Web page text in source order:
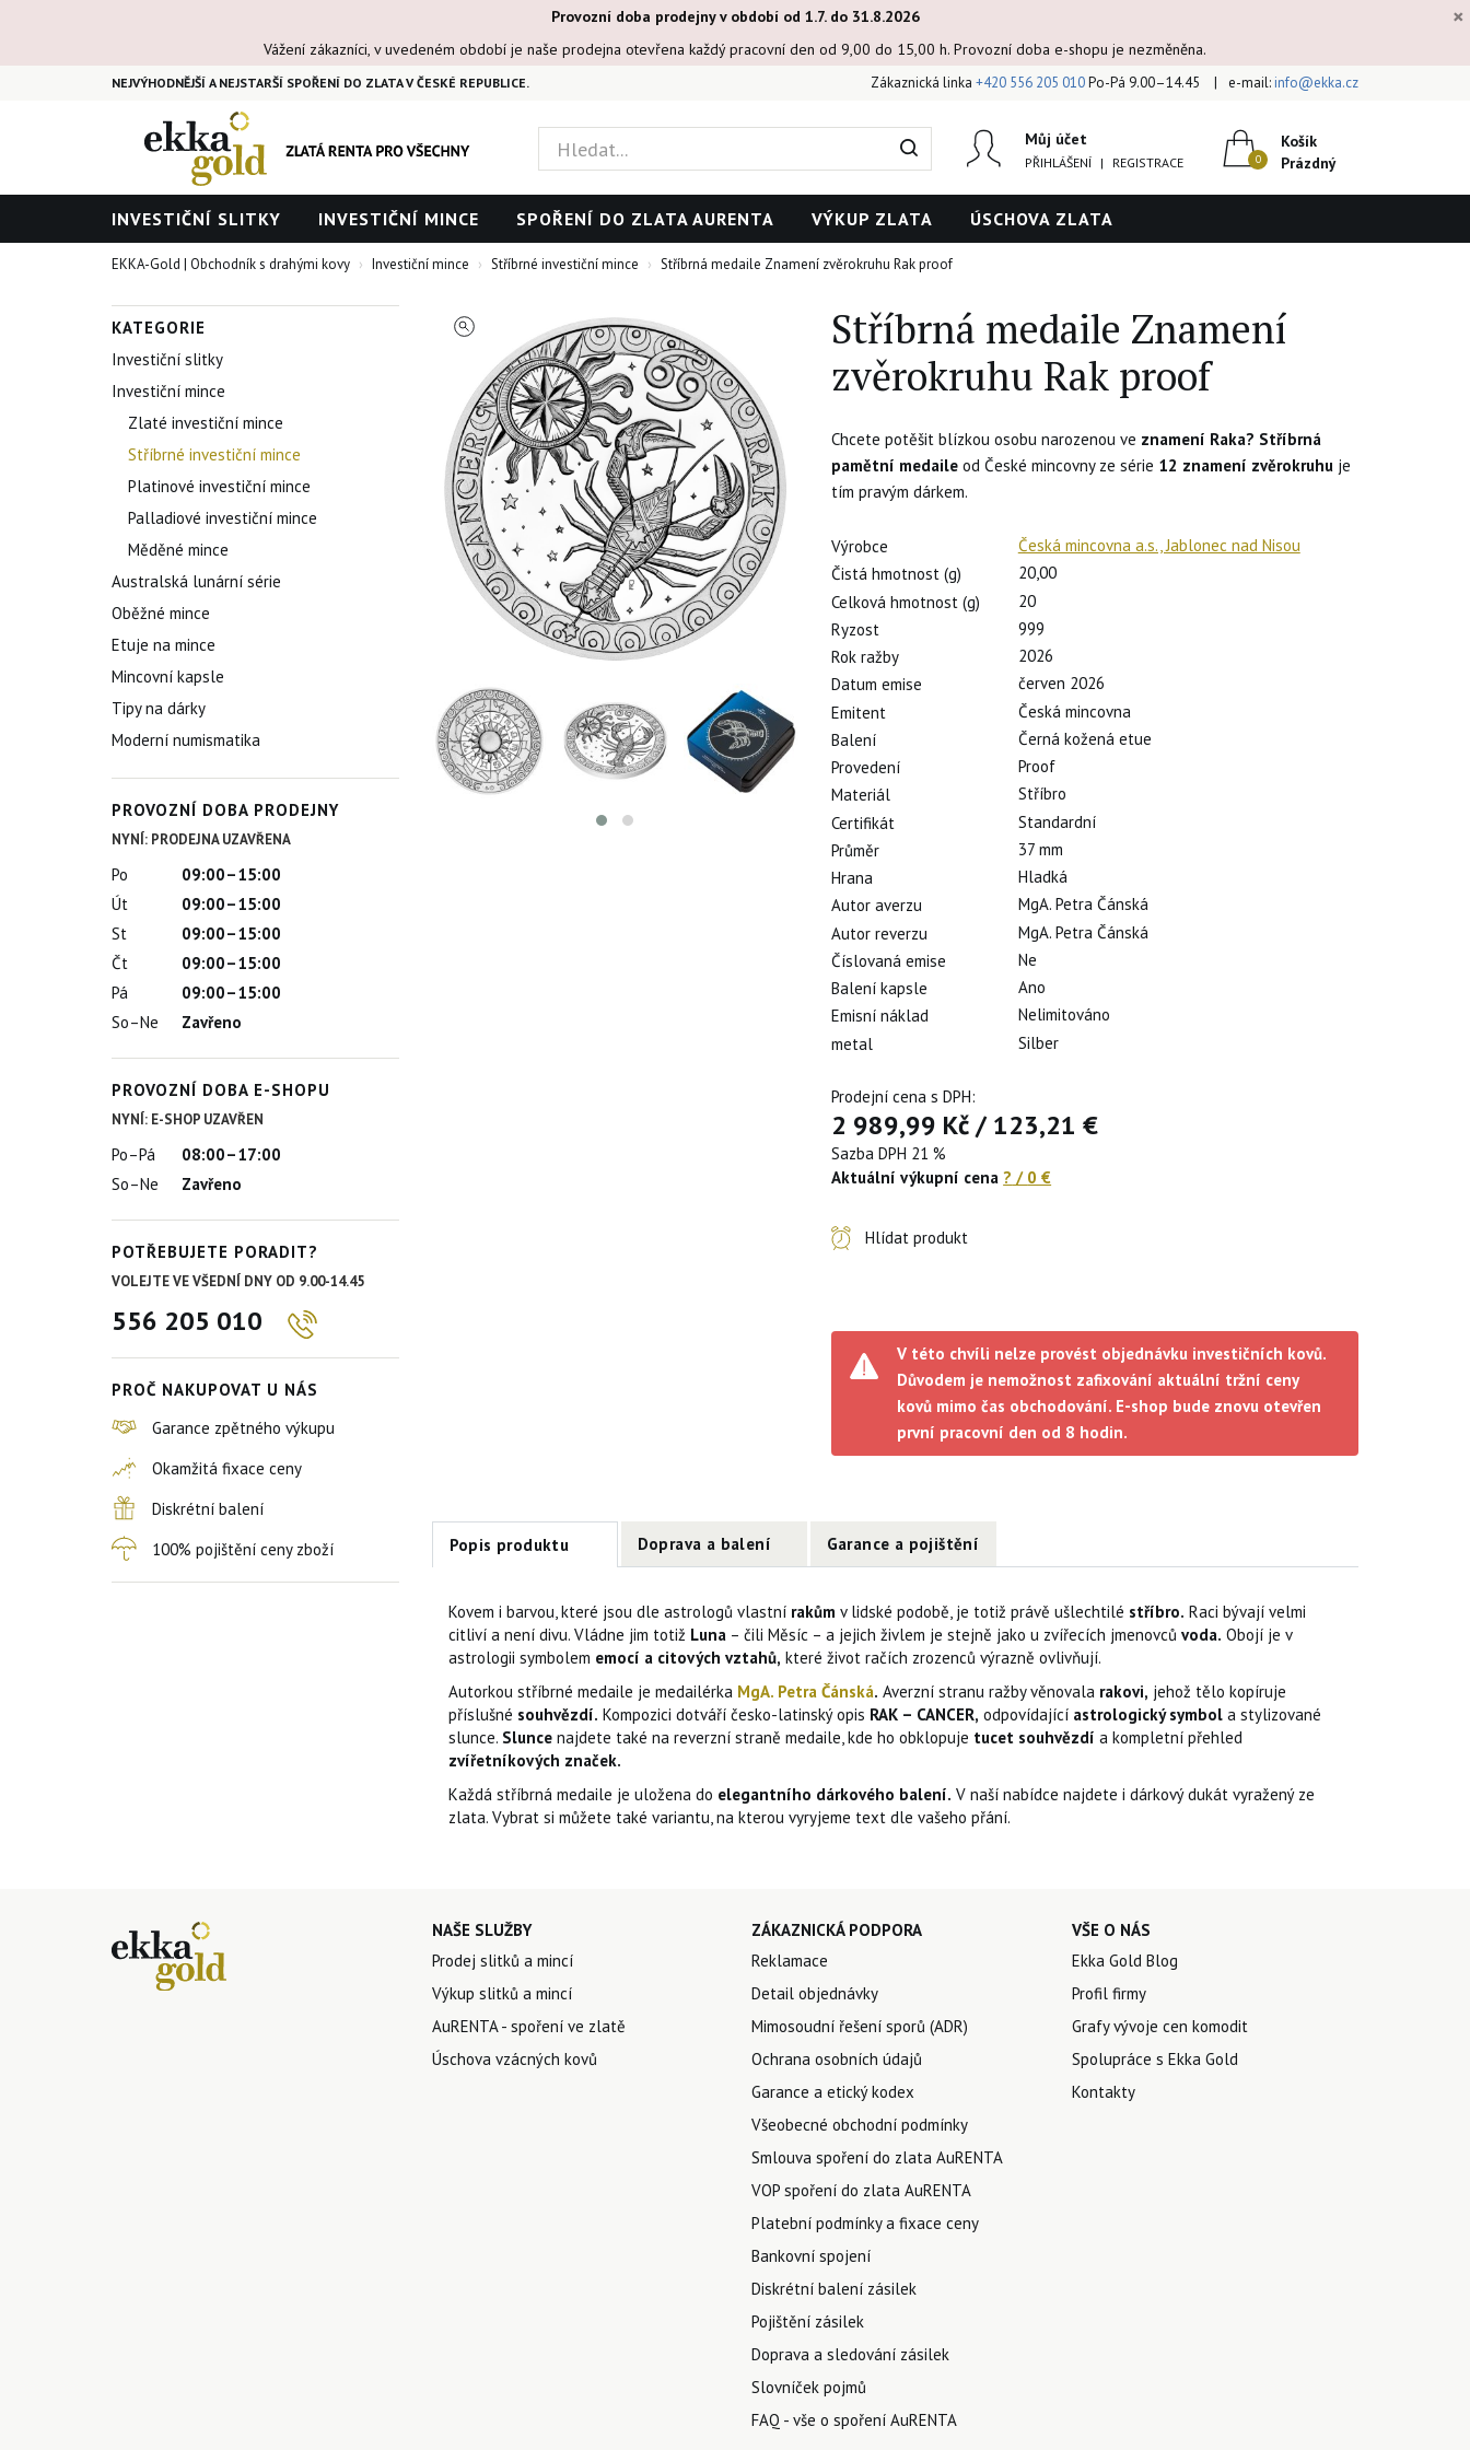
×
Provozní doba prodejny v období od 1.7. do 31.8.2026
Vážení zákazníci, v uvedeném období je naše prodejna otevřena každý pracovní den od 9,00 do 15,00 h. Provozní doba e-shopu je nezměněna.
NEJVÝHODNĚJŠÍ A NEJSTARŠÍ SPOŘENÍ DO ZLATA V ČESKÉ REPUBLICE. Zákaznická linka +420 556 205 010Po-Pá 9.00–14.45 e-mail:info@ekka.cz
Můj účet
PŘIHLÁŠENÍ | REGISTRACE
Košík
Prázdný
INVESTIČNÍ SLITKY INVESTIČNÍ MINCE SPOŘENÍ DO ZLATA AURENTA VÝKUP ZLATA ÚSCHOVA ZLATA
EKKA-Gold | Obchodník s drahými kovy Investiční mince Stříbrné investiční mince Stříbrná medaile Znamení zvěrokruhu Rak proof
KATEGORIE
Investiční slitky
Investiční mince
Zlaté investiční mince
Stříbrné investiční mince
Platinové investiční mince
Palladiové investiční mince
Měděné mince
Australská lunární série
Oběžné mince
Etuje na mince
Mincovní kapsle
Tipy na dárky
Moderní numismatika
PROVOZNÍ DOBA PRODEJNY
NYNÍ: PRODEJNA UZAVŘENA
Po
09:00–15:00
Út
09:00–15:00
St
09:00–15:00
Čt
09:00–15:00
Pá
09:00–15:00
So–Ne
Zavřeno
PROVOZNÍ DOBA E-SHOPU
NYNÍ: E-SHOP UZAVŘEN
Po–Pá
08:00–17:00
So–Ne
Zavřeno
POTŘEBUJETE PORADIT?
VOLEJTE VE VŠEDNÍ DNY OD 9.00-14.45
556 205 010
PROČ NAKUPOVAT U NÁS
Garance zpětného výkupu
Okamžitá fixace ceny
Diskrétní balení
100% pojištění ceny zboží
Stříbrná medaile Znamení
zvěrokruhu Rak proof
Chcete potěšit blízkou osobu narozenou ve znamení Raka? Stříbrná
pamětní medaile od České mincovny ze série 12 znamení zvěrokruhu je
tím pravým dárkem.
Výrobce
Česká mincovna a.s., Jablonec nad Nisou
Čistá hmotnost (g)
20,00
Celková hmotnost (g)
20
Ryzost
999
Rok ražby
2026
Datum emise
červen 2026
Emitent
Česká mincovna
Balení
Černá kožená etue
Provedení
Proof
Materiál
Stříbro
Certifikát
Standardní
Průměr
37 mm
Hrana
Hladká
Autor averzu
MgA. Petra Čánská
Autor reverzu
MgA. Petra Čánská
Číslovaná emise
Ne
Balení kapsle
Ano
Emisní náklad
Nelimitováno
metal
Silber
Prodejní cena s DPH:
2 989,99 Kč/123,21 €
Sazba DPH 21 %
Aktuální výkupní cena? / 0 €
Hlídat produkt
V této chvíli nelze provést objednávku investičních kovů.
Důvodem je nemožnost zafixování aktuální tržní ceny
kovů mimo čas obchodování. E-shop bude znovu otevřen
první pracovní den od 8 hodin.
Popis produktu Doprava a balení Garance a pojištění
Kovem i barvou, které jsou dle astrologů vlastní rakům v lidské podobě, je totiž právě ušlechtilé stříbro. Raci bývají velmi
citliví a není divu. Vládne jim totiž Luna – čili Měsíc – a jejich živlem je stejně jako u zvířecích jmenovců voda. Obojí je v
astrologii symbolem emocí a citových vztahů, které život račích zrozenců výrazně ovlivňují.
Autorkou stříbrné medaile je medailérka MgA. Petra Čánská. Averzní stranu ražby věnovala rakovi, jehož tělo kopíruje
příslušné souhvězdí. Kompozici dotváří česko-latinský opis RAK – CANCER, odpovídající astrologický symbola stylizované
slunce. Sluncenajdete také na reverzní straně medaile, kde ho obklopuje tucet souhvězdí a kompletní přehled
zvířetníkových značek.
Každá stříbrná medaile je uložena do elegantního dárkového balení. V naší nabídce najdete i dárkový dukát vyražený ze
zlata. Vybrat si můžete také variantu, na kterou vyryjeme text dle vašeho přání.
NAŠE SLUŽBY
Prodej slitků a mincí
Výkup slitků a mincí
AuRENTA - spoření ve zlatě
Úschova vzácných kovů
ZÁKAZNICKÁ PODPORA
Reklamace
Detail objednávky
Mimosoudní řešení sporů (ADR)
Ochrana osobních údajů
Garance a etický kodex
Všeobecné obchodní podmínky
Smlouva spoření do zlata AuRENTA
VOP spoření do zlata AuRENTA
Platební podmínky a fixace ceny
Bankovní spojení
Diskrétní balení zásilek
Pojištění zásilek
Doprava a sledování zásilek
Slovníček pojmů
FAQ - vše o spoření AuRENTA
VŠE O NÁS
Ekka Gold Blog
Profil firmy
Grafy vývoje cen komodit
Spolupráce s Ekka Gold
Kontakty